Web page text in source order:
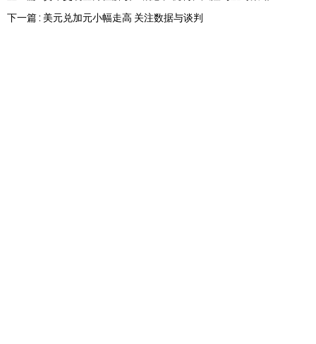
下一篇 : 美元兑加元小幅走高 关注数据与谈判